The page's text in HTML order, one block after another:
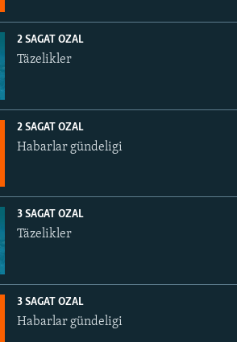
2 SAGAT OZAL
Täzelikler
2 SAGAT OZAL
Habarlar gündeligi
3 SAGAT OZAL
Täzelikler
3 SAGAT OZAL
Habarlar gündeligi